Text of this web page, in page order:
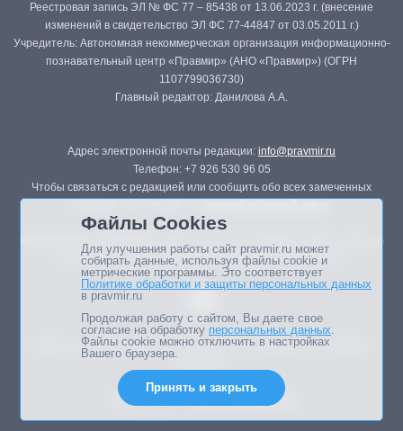
Реестровая запись ЭЛ № ФС 77 – 85438 от 13.06.2023 г. (внесение
изменений в свидетельство ЭЛ ФС 77-44847 от 03.05.2011 г.)
Учредитель: Автономная некоммерческая организация информационно-
познавательный центр «Правмир» (АНО «Правмир») (ОГРН
1107799036730)
Главный редактор: Данилова А.А.
Адрес электронной почты редакции: info@pravmir.ru
Телефон: +7 926 530 96 05
Чтобы связаться с редакцией или сообщить обо всех замеченных
Републикация материалов сайта в печатных изданиях (книгах, прессе)
возможна только с письменного разрешения редакции.
Мнение авторов статей портала может не совпадать с позицией
Дизайн сайта -
Файлы Cookies
Для улучшения работы сайт pravmir.ru может
собирать данные, используя файлы cookie и
метрические программы. Это соответствует
Политике обработки и защиты персональных данных
в pravmir.ru
Продолжая работу с сайтом, Вы даете свое
согласие на обработку персональных данных.
Файлы cookie можно отключить в настройках
Вашего браузера.
Принять и закрыть